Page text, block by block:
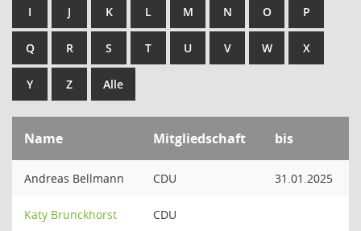
I J K L M N O P
Q R S T U V W X
Y Z Alle
Name Mitgliedschaft bis
Andreas Bellmann CDU 31.01.2025
Katy Brunckhorst CDU